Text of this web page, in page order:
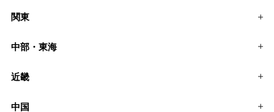
関東
中部・東海
近畿
中国